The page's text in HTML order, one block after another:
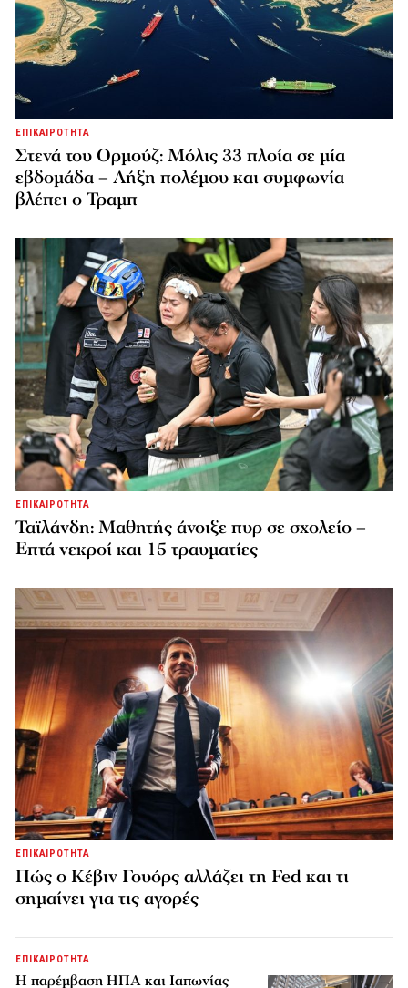
ΕΠΙΚΑΙΡΟΤΗΤΑ
Στενά του Ορμούζ: Μόλις 33 πλοία σε μία
εβδομάδα – Λήξη πολέμου και συμφωνία
βλέπει ο Τραμπ
ΕΠΙΚΑΙΡΟΤΗΤΑ
Ταϊλάνδη: Μαθητής άνοιξε πυρ σε σχολείο –
Επτά νεκροί και 15 τραυματίες
ΕΠΙΚΑΙΡΟΤΗΤΑ
Πώς ο Κέβιν Γουόρς αλλάζει τη Fed και τι
σημαίνει για τις αγορές
ΕΠΙΚΑΙΡΟΤΗΤΑ
Η παρέμβαση ΗΠΑ και Ιαπωνίας